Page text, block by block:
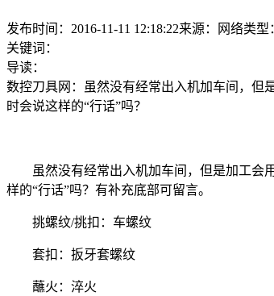
发布时间：2016-11-11 12:18:22来源：网络类型
关键词：
导读：
数控刀具网：虽然没有经常出入机加车间，但
时会说这样的“行话”吗？
虽然没有经常出入机加车间，但是加工会
样的“行话”吗？有补充底部可留言。
挑螺纹/挑扣：车螺纹
套扣：扳牙套螺纹
蘸火：淬火